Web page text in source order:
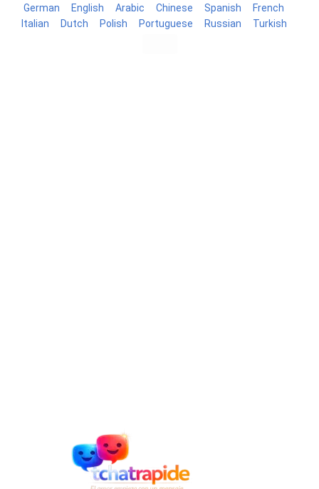
German English Arabic Chinese Spanish
French
Italian
Dutch Polish Portuguese Russian Turkish